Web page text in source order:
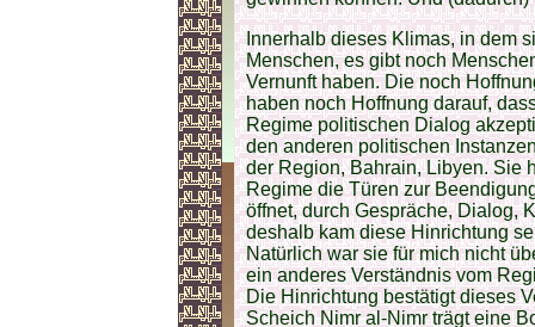
Innerhalb dieses Klimas, in dem
Menschen, es gibt noch
Vernunft haben. Die noch
haben noch Hoffnung darauf,
Regime politischen Dialog
den anderen politischen
der Region, Bahrain, Libyen. Sie
Regime die Türen zur
öffnet, durch Gespräche, Dialog,
deshalb kam diese Hinrichtung
Natürlich war sie für mich nicht
ein anderes Verständnis vom
Die Hinrichtung bestätigt dieses
Scheich Nimr al-Nimr trägt eine